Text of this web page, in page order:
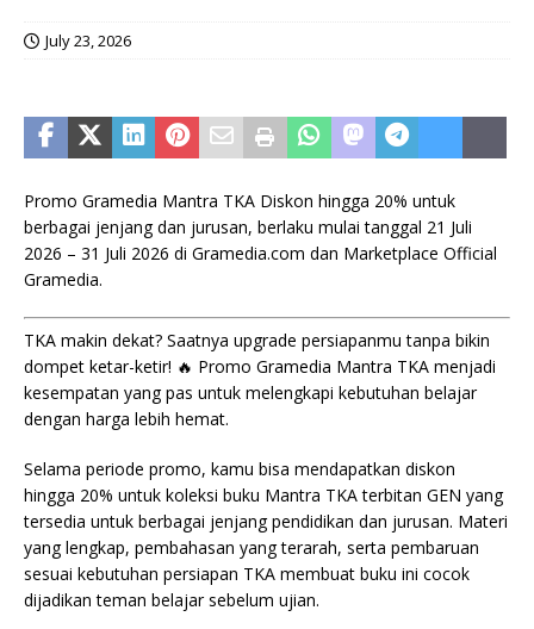
July 23, 2026
Promo Gramedia Mantra TKA Diskon hingga 20% untuk
berbagai jenjang dan jurusan, berlaku mulai tanggal 21 Juli
2026 – 31 Juli 2026 di Gramedia.com dan Marketplace Official
Gramedia.
TKA makin dekat? Saatnya upgrade persiapanmu tanpa bikin
dompet ketar-ketir! 🔥 Promo Gramedia Mantra TKA menjadi
kesempatan yang pas untuk melengkapi kebutuhan belajar
dengan harga lebih hemat.
Selama periode promo, kamu bisa mendapatkan diskon
hingga 20% untuk koleksi buku Mantra TKA terbitan GEN yang
tersedia untuk berbagai jenjang pendidikan dan jurusan. Materi
yang lengkap, pembahasan yang terarah, serta pembaruan
sesuai kebutuhan persiapan TKA membuat buku ini cocok
dijadikan teman belajar sebelum ujian.